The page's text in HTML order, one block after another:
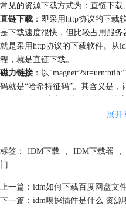
常见的资源下载方式为：直链下载
直链下载 ：即采用http协议的下载
是下载速度很快，但比较占用服务
就是采用http协议的下载软件。从
程，就是直链下载。
磁力链接 ：以
码就是“哈希特征码”。其含义是
资源分布在网络上，不再占用服
并不稳定，大体上要取决于连接到
指定资源的设备，建立连接后从上
子文件与磁力链接不同的是，种子
源，只要与文件中指定的设备建
于，种子文件中指定设备的传输
由此可见，直链下载的优点是速
展开
标签： IDM下载 ， IDM下载器 ，
门
上一篇： idm如何下载百度网盘文
下一篇： idm嗅探插件是什么 资源